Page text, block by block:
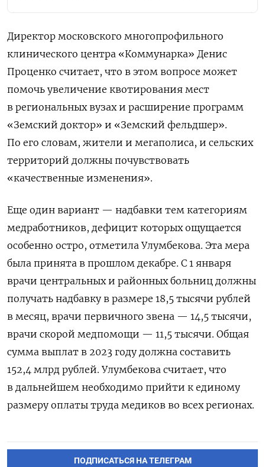
Директор московского многопрофильного
клинического центра «Коммунарка» Денис
Проценко считает, что в этом вопросе может
помочь увеличение квотирования мест
в региональных вузах и расширение программ
«Земский доктор» и «Земский фельдшер».
По его словам, жители и мегаполиса, и сельских
территорий должны почувствовать
«качественные изменения».
Еще один вариант — надбавки тем категориям
медработников, дефицит которых ощущается
особенно остро, отметила Улумбекова. Эта мера
была принята в прошлом декабре. С 1 января
врачи центральных и районных больниц должны
получать надбавку в размере 18,5 тысячи рублей
в месяц, врачи первичного звена — 14,5 тысячи,
врачи скорой медпомощи — 11,5 тысячи. Общая
сумма выплат в 2023 году должна составить
152,4 млрд рублей. Улумбекова считает, что
в дальнейшем необходимо прийти к единому
размеру оплаты труда медиков во всех регионах.
ПОДПИСАТЬСЯ НА ТЕЛЕГРАМ